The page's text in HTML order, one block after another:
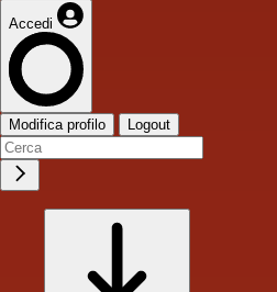
Accedi
Modifica profilo Logout